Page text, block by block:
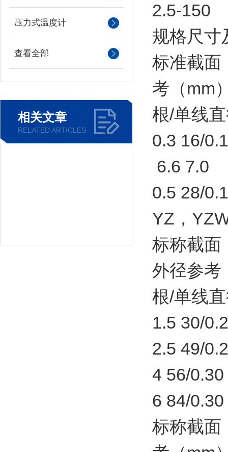
压力式温度计
查看全部
相关文章
RELATED ARTICLES
2.5-150
规格尺寸
标准截面
考（mm
根/单线
0.3 16/
6.6 7.0
0.5 28/
YZ，
标称截面
外径参考
根/单线
1.5 30/
2.5 49/
4 56/
6 84/
标称截面